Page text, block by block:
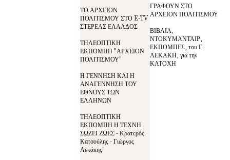
ΤΟ ΑΡΧΕΙΟΝ
ΠΟΛΙΤΙΣΜΟΥ ΣΤΟ E-TV
ΣΤΕΡΕΑΣ ΕΛΛΑΔΟΣ
ΤΗΛΕΟΠΤΙΚΗ
ΕΚΠΟΜΠΗ "ΑΡΧΕΙΟΝ
ΠΟΛΙΤΙΣΜΟΥ"
Η ΓΕΝΝΗΣΗ ΚΑΙ Η
ΑΝΑΓΕΝΝΗΣΗ ΤΟΥ
ΕΘΝΟΥΣ ΤΩΝ
ΕΛΛΗΝΩΝ
ΤΗΛΕΟΠΤΙΚΗ
ΕΚΠΟΜΠΗ Η ΤΕΧΝΗ
ΣΩΖΕΙ ΖΩΕΣ - Κρατερός
Κατσούλης - Γιώργος
Λεκάκης"
ΓΡΑΦΟΥΝ ΣΤΟ
ΑΡΧΕΙΟΝ ΠΟΛΙΤΙΣΜΟΥ
ΒΙΒΛΙΑ,
ΝΤΟΚΥΜΑΝΤΑΙΡ,
ΕΚΠΟΜΠΕΣ, του Γ.
ΛΕΚΑΚΗ, για την
ΚΑΤΟΧΗ